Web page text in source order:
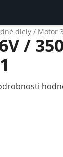
diely / Motor
/